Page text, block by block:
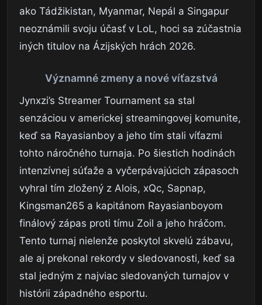
ako Tádžikistan, Myanmar, Nepál a Singapur
neoznámili svoju účasť v LoL, hoci sa zúčastnia
iných titulov na Ázijských hrách 2026.
Významné zmeny a nové víťazstvá
Jynxzi’s Streamer Tournament sa stal
senzáciou v americkej streamingovej komunite,
keď sa Rayasianboy a jeho tím stali víťazmi
tohto náročného turnaja. Po šiestich hodinách
intenzívnej súťaže a vyčerpávajúcich zápasoch
vyhral tím zložený z Alois, xQc, Sapnap,
Kingsman265 a kapitánom Rayasianboyom
finálový zápas proti tímu Zoil a jeho hráčom.
Tento turnaj nielenže poskytol skvelú zábavu,
ale aj prekonal rekordy v sledovanosti, keď sa
stal jedným z najviac sledovaných turnajov v
histórii západného esportu.